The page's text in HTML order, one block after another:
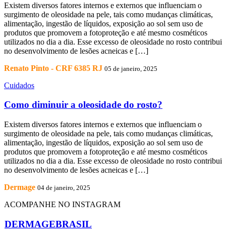
Existem diversos fatores internos e externos que influenciam o
surgimento de oleosidade na pele, tais como mudanças climáticas,
alimentação, ingestão de líquidos, exposição ao sol sem uso de
produtos que promovem a fotoproteção e até mesmo cosméticos
utilizados no dia a dia. Esse excesso de oleosidade no rosto contribui
no desenvolvimento de lesões acneicas e […]
Renato Pinto - CRF 6385 RJ 05 de janeiro, 2025
Cuidados
Como diminuir a oleosidade do rosto?
Existem diversos fatores internos e externos que influenciam o
surgimento de oleosidade na pele, tais como mudanças climáticas,
alimentação, ingestão de líquidos, exposição ao sol sem uso de
produtos que promovem a fotoproteção e até mesmo cosméticos
utilizados no dia a dia. Esse excesso de oleosidade no rosto contribui
no desenvolvimento de lesões acneicas e […]
Dermage 04 de janeiro, 2025
ACOMPANHE NO INSTAGRAM
DERMAGEBRASIL